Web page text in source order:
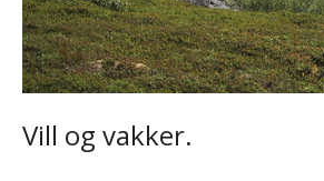
Vill og vakker.